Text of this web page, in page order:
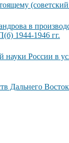
в
1944-1946 гг.
России в
Дальнего